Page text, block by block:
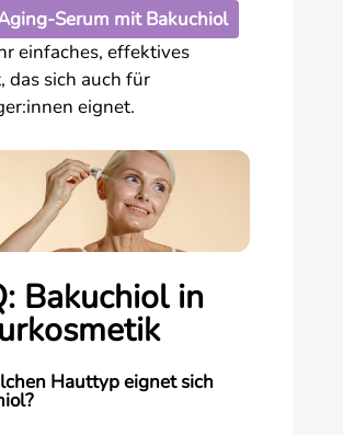
Serum mit Bakuchiol
einfaches, effektives
das sich auch für
eignet.
Bakuchiol in
Hauttyp eignet sich